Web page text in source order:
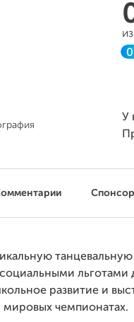
У
льготами
развитие и
чемпионатах.